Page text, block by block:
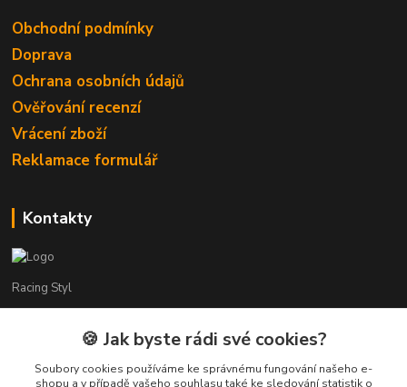
Obchodní podmínky
Doprava
Ochrana osobních údajů
Ověřování recenzí
Vrácení zboží
Reklamace formulář
Kontakty
Racing Styl
Karel Muláček
774 51 50 88
(7:00 - 20:00)
🍪 Jak byste rádi své cookies?
Soubory cookies používáme ke správnému fungování našeho e-
shopu a v případě vašeho souhlasu také ke sledování statistik o